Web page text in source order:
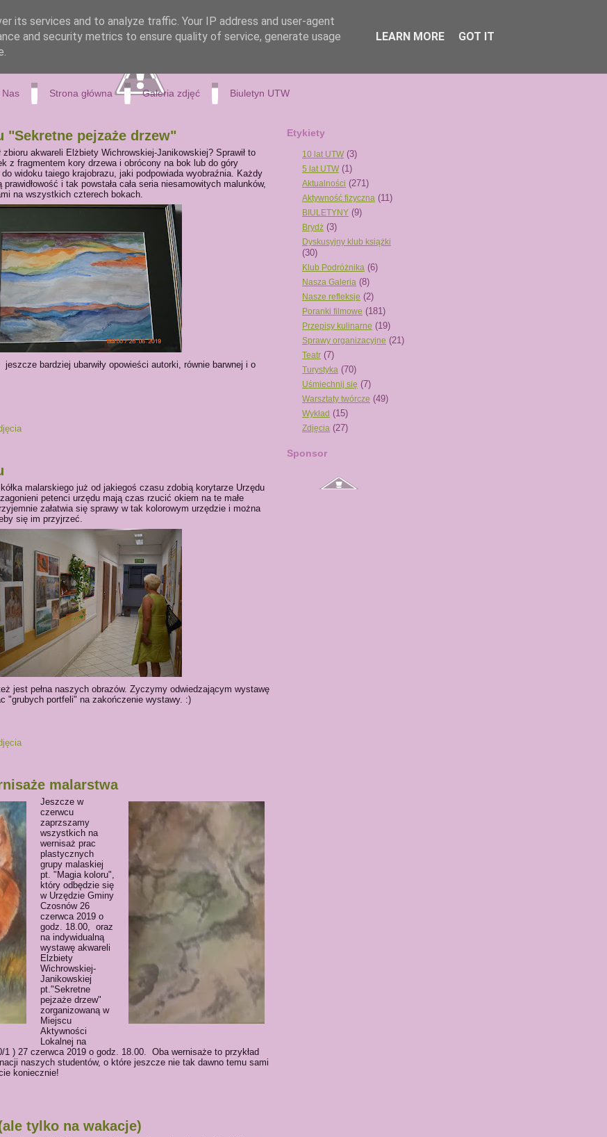
Nas Strona główna Galeria zdjęć Biuletyn UTW
"Sekretne pejzaże drzew"
zbioru akwareli Elżbiety Wichrowskiej-Janikowskiej? Sprawił to
z fragmentem kory drzewa i obrócony na bok lub do góry
widoku taiego krajobrazu, jaki podpowiada wyobraźnia. Każdy
i tak powstała cała seria niesamowitych malunków,
na wszystkich czterech bokach.
bardziej ubarwiły opowieści autorki, równie barwnej i o
malarskiego już od jakiegoś czasu zdobią korytarze Urzędu
petenci urzędu mają czas rzucić okiem na te małe
załatwia się sprawy w tak kolorowym urzędzie i można
się im przyjrzeć.
jest pełna naszych obrazów. Zyczymy odwiedzającym wystawę
"grubych portfeli" na zakończenie wystawy. :)
malarstwa
Jeszcze w
czerwcu
zaprzszamy
wszystkich na
wernisaż prac
plastycznych
grupy malaskiej
pt. "Magia koloru",
który odbędzie się
w Urzędzie Gminy
Czosnów 26
czerwca 2019 o
godz. 18.00, oraz
na indywidualną
wystawę akwareli
Elzbiety
Wichrowskiej-
Janikowskiej
pt."Sekretne
pejzaże drzew"
zorganizowaną w
Miejscu
Aktywności
Lokalnej na
) 27 czerwca 2019 o godz. 18.00. Oba wernisaże to przykład
naszych studentów, o które jeszcze nie tak dawno temu sami
koniecznie!
tylko na wakacje)
Etykiety
10 lat UTW (3)
5 lat UTW (1)
Aktualności (271)
Aktywność fizyczna (11)
BIULETYNY (9)
Brydż (3)
Dyskusyjny klub książki
(30)
Klub Podróżnika (6)
Nasza Galeria (8)
Nasze refleksje (2)
Poranki filmowe (181)
Przepisy kulinarne (19)
Sprawy organizacyjne (21)
Teatr (7)
Turystyka (70)
Uśmiechnij się (7)
Warsztaty twórcze (49)
Wykład (15)
Zdjęcia (27)
Sponsor
its services and to analyze traffic. Your IP address and user-agent
and security metrics to ensure quality of service, generate usage
LEARN MORE GOT IT